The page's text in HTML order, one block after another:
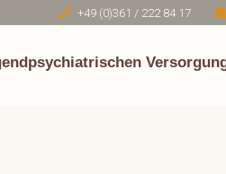
+49 (0)361 / 222 84 17